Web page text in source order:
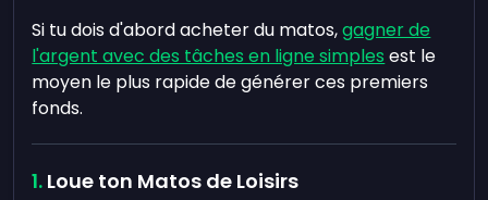
Si tu dois d'abord acheter du matos,gagner de
l'argent avec des tâches en ligne simples est le
moyen le plus rapide de générer ces premiers
fonds.
Loue ton Matos de Loisirs